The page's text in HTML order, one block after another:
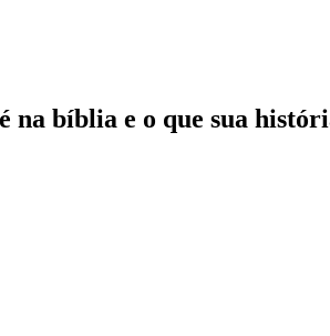
na bíblia e o que sua